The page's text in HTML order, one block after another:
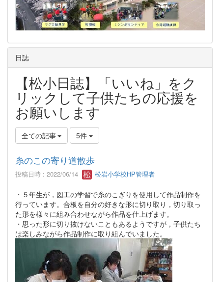
日誌
【松小日誌】「いいね」をク
リックして子供たちの応援を
お願いします
全ての記事 5件
糸のこの寄り道散歩
投稿日時 : 2022/06/14 松岩小学校HP管理者
・５年生が，図工の学習で糸のこぎりを使用して作品制作を
行っています。合板を自分の好きな形に切り取り，切り取っ
た形を様々に組み合わせながら作品を仕上げます。
・思った形に切り抜けないこともあるようですが，子供たち
は楽しみながら作品制作に取り組んでいました。